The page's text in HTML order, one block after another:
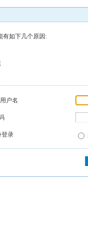
有如下几个原因:
用户名
登录